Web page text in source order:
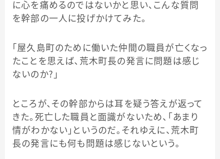
に心を痛めるのではないかと思い、こんな質問
を幹部の一人に投げかけてみた。
「屋久島町のために働いた仲間の職員が亡くなっ
たことを思えば、荒木町長の発言に問題は感じ
ないのか？」
ところが、その幹部からは耳を疑う答えが返って
きた。死亡した職員と面識がないため、「あまり
情がわかない」というのだ。それゆえに、荒木町
長の発言にも何も問題は感じないという。